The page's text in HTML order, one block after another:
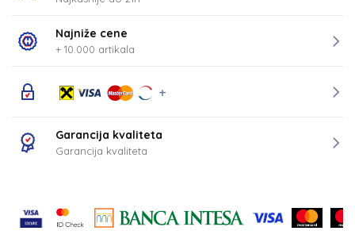
Najniže cene
+ 10.000 artikala
Garancija kvaliteta
Garancija kvaliteta